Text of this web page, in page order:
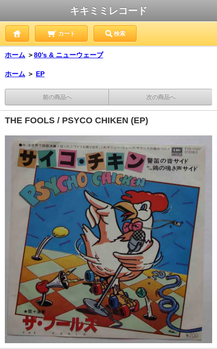
キキミミレコード
カート 検索
ホーム ＞80's & ニューウェーブ
ホーム ＞ EP
前の商品へ 次の商品へ
THE FOOLS / PSYCO CHIKEN (EP)